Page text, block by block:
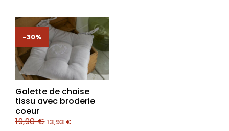
-30%
-30%
Galette de chaise
tissu avec broderie
coeur
19,90€13,93 €